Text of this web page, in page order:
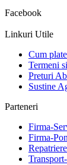
Facebook
Linkuri Utile
Cum
Termeni
Preturi
Sustine
Parteneri
Firma-
Firma-